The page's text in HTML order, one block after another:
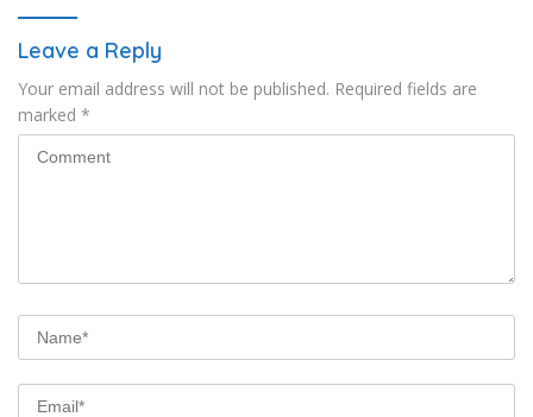
Leave a Reply
Your email address will not be published. Required fields are
marked *